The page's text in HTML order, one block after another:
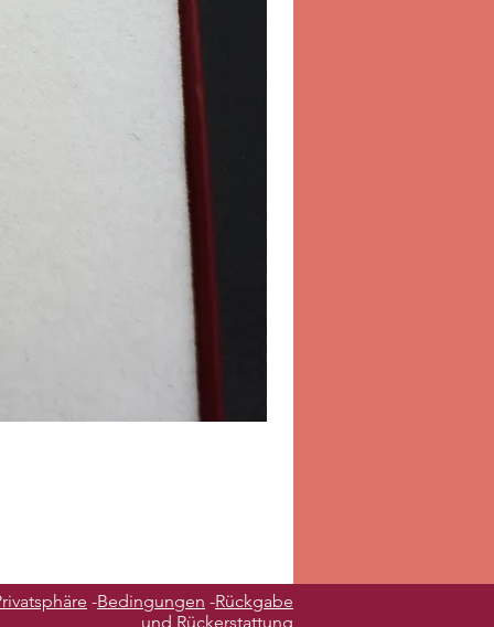
-Bedingungen -Rückgabe
und Rückerstattung